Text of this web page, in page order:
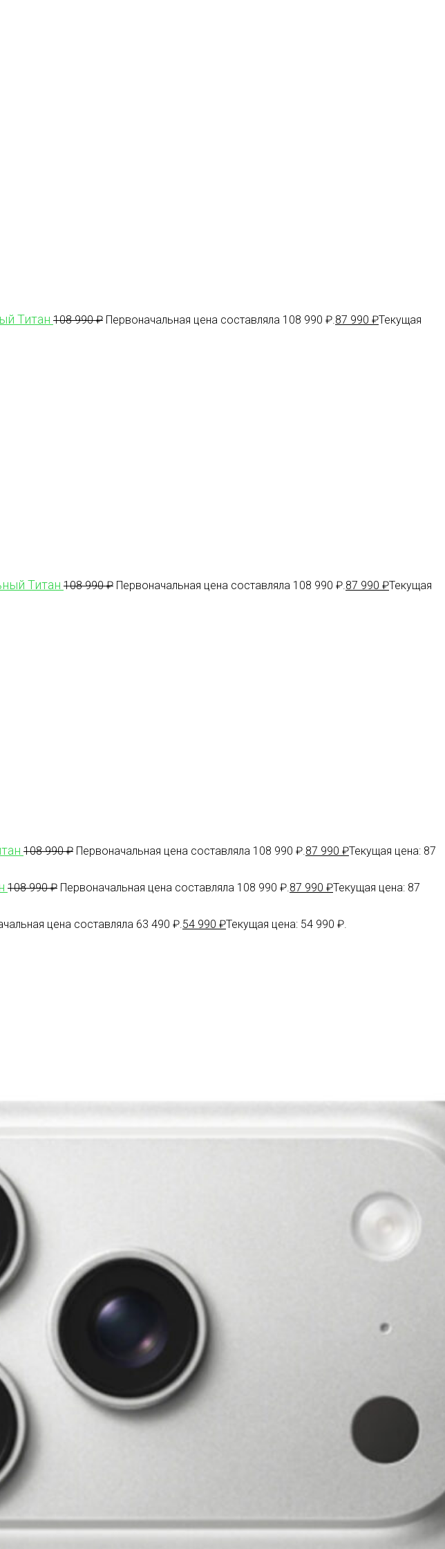
Титан 108 990₽ Первоначальная цена составляла 108 990 ₽. 87 990 ₽Текущая
Титан 108 990₽ Первоначальная цена составляла 108 990 ₽. 87 990 ₽Текущая
108 990₽ Первоначальная цена составляла 108 990 ₽. 87 990 ₽Текущая цена: 87
108 990₽ Первоначальная цена составляла 108 990 ₽. 87 990 ₽Текущая цена: 87
цена составляла 63 490 ₽. 54 990 ₽Текущая цена: 54 990 ₽.